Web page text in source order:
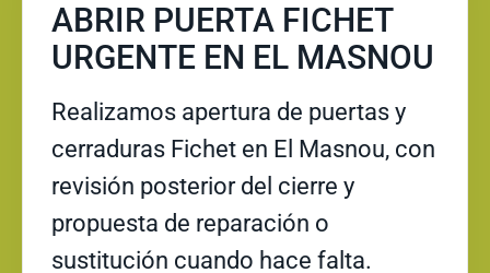
ABRIR PUERTA FICHET
URGENTE EN EL MASNOU
Realizamos apertura de puertas y
cerraduras Fichet en El Masnou, con
revisión posterior del cierre y
propuesta de reparación o
sustitución cuando hace falta.